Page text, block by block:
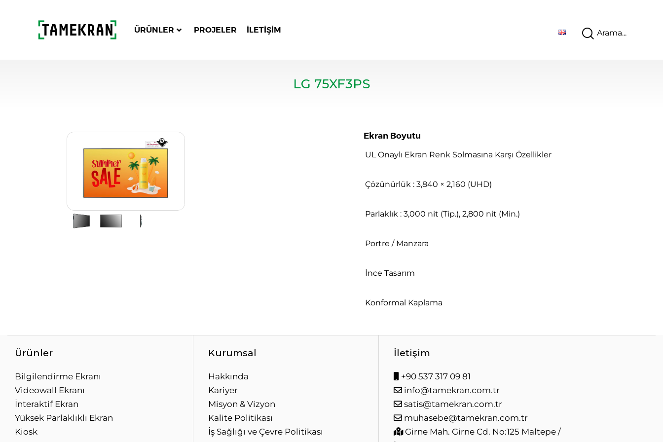
ÜRÜNLER PROJELER İLETIŞIM
LG 75XF3PS
Ekran Boyutu
UL Onaylı Ekran Renk Solmasına Karşı Özellikler
Çözünürlük : 3,840 × 2,160 (UHD)
Parlaklık : 3,000 nit (Tip.), 2,800 nit (Min.)
Portre / Manzara
İnce Tasarım
Konformal Kaplama
Ürünler
Bilgilendirme Ekranı
Videowall Ekranı
İnteraktif Ekran
Yüksek Parlaklıklı Ekran
Kiosk
Kurumsal
Hakkında
Kariyer
Misyon & Vizyon
Kalite Politikası
İş Sağlığı ve Çevre Politikası
İletişim
+90 537 317 09 81
info@tamekran.com.tr
satis@tamekran.com.tr
muhasebe@tamekran.com.tr
Girne Mah. Girne Cd. No:125 Maltepe /